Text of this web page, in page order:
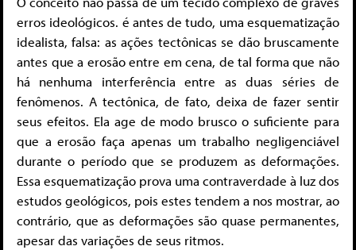
erros ideológicos. é antes de tudo, uma esquematização
idealista, falsa: as ações tectônicas se dão bruscamente
antes que a erosão entre em cena, de tal forma que não
há nenhuma interferência entre as duas séries de
fenômenos. A tectônica, de fato, deixa de fazer sentir
seus efeitos. Ela age de modo brusco o suficiente para
que a erosão faça apenas um trabalho negligenciável
durante o período que se produzem as deformações.
Essa esquematização prova uma contraverdade à luz dos
estudos geológicos, pois estes tendem a nos mostrar, ao
contrário, que as deformações são quase permanentes,
apesar das variações de seus ritmos.